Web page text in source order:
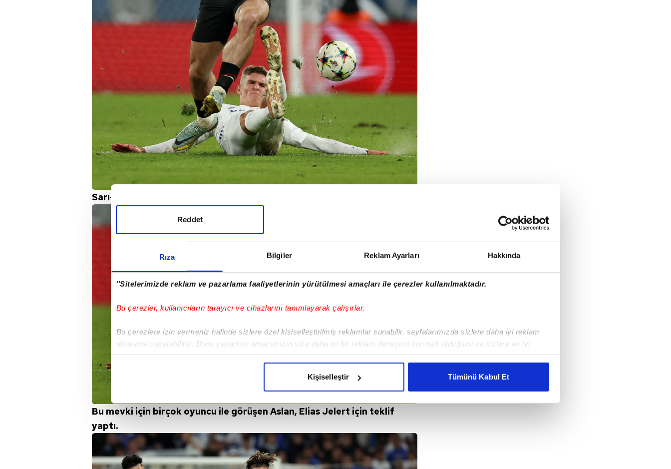
Rıza Bilgiler Reklam Ayarları Hakkında
"Sitelerimizde reklam ve pazarlama faaliyetlerinin yürütülmesi amaçları ile çerezler kullanılmaktadır.
Bu çerezler, kullanıcıların tarayıcı ve cihazlarını tanımlayarak çalışırlar.
Bu çerezlere izin vermeniz halinde sizlere özel kişiselleştirilmiş reklamlar sunabilir, sayfalarımızda sizlere daha iyi reklam
deneyimi yaşatabiliriz. Bunu yaparken amacımızın size daha iyi bir reklam deneyimi sunmak olduğunu ve sizlere en iyi
içerikleri sunabilmek adına elimizden gelen çabayı gösterdiğimizi ve bu noktada, reklamların maliyetlerimizi karşılamak
Her halükârda, kullanıcılar, bu çerezlere izin vermedikleri takdirde, kullanıcılara hedefli reklamlar gösterilmeyecektir."
Sizlere daha iyi bir hizmet sunabilmek için İnternet Sitemizde kendimize ve üçüncü kişilere ait çerezler kullanılmaktadır. Bu
çerezler vasıtasıyla çeşitli kişisel verileriniz işlenmekte olup gerekli olan çerezler bilgi toplumu hizmetlerinin sunulması
amacıyla kullanılmaktadır. Diğer çerezler, sitemizin daha işlevsel kılınması ve kişiselleştirilmesi ve sizlere yönelik
reklam/pazarlama faaliyetlerinin yapılması, amaçlarıyla sınırlı olarak açık rızanız dahilinde kullanılacaktır.
Reddet
Kişiselleştir Tümünü Kabul Et
Sarı-kırmızılı ekibin öncelikli hedefi ise sağ bek mevkisi.
Bu mevki için birçok oyuncu ile görüşen Aslan, Elias Jelert için teklif
yaptı.